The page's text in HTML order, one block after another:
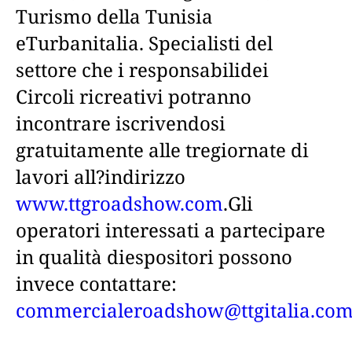
Turismo della Tunisia
eTurbanitalia. Specialisti del
settore che i responsabilidei
Circoli ricreativi potranno
incontrare iscrivendosi
gratuitamente alle tregiornate di
lavori all?indirizzo
www.ttgroadshow.com.Gli
operatori interessati a partecipare
in qualità diespositori possono
invece contattare: